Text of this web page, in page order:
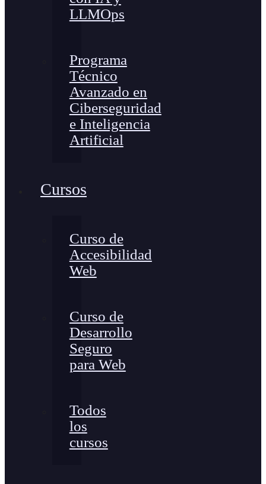
LLMOps
Programa
Técnico
Avanzado en
Ciberseguridad
e Inteligencia
Artificial
Cursos
Curso de
Accesibilidad
Web
Curso de
Desarrollo
Seguro
para Web
Todos
los
cursos